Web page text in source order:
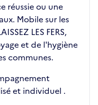
réussie ou une
Mobile sur les
LES FERS,
et de l'hygiène
communes.
et individuel .